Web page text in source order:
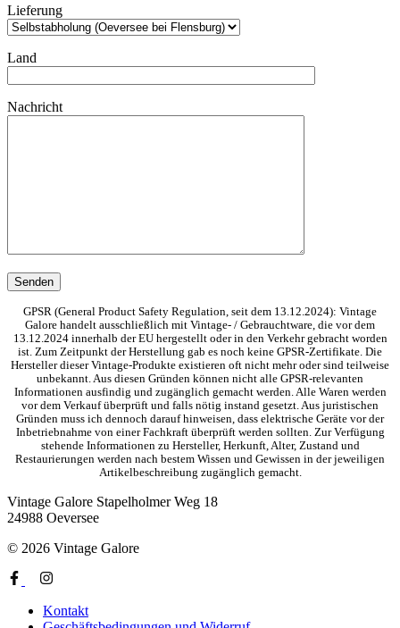
Lieferung
Land
Nachricht
GPSR (General Product Safety Regulation, seit dem 13.12.2024): Vintage
Galore handelt ausschließlich mit Vintage- / Gebrauchtware, die vor dem
13.12.2024 innerhalb der EU hergestellt oder in den Verkehr gebracht worden
ist. Zum Zeitpunkt der Herstellung gab es noch keine GPSR-Zertifikate. Die
Hersteller dieser Vintage-Produkte existieren oft nicht mehr oder sind teilweise
unbekannt. Aus diesen Gründen können nicht alle GPSR-relevanten
Informationen ausfindig und zugänglich gemacht werden. Alle Waren werden
vor dem Verkauf überprüft und falls nötig instand gesetzt. Aus juristischen
Gründen muss ich dennoch darauf hinweisen, dass elektrische Geräte vor der
Inbetriebnahme von einer Fachkraft überprüft werden sollten. Zur Verfügung
stehende Informationen zu Hersteller, Herkunft, Alter, Zustand und
Restaurierungen werden nach bestem Wissen und Gewissen in der jeweiligen
Artikelbeschreibung zugänglich gemacht.
Vintage Galore Stapelholmer Weg 18
24988 Oeversee
© 2026 Vintage Galore
Kontakt